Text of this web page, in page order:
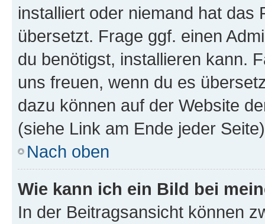
installiert oder niemand hat das
übersetzt. Frage ggf. einen
du benötigst, installieren kann.
uns freuen, wenn du es
dazu können auf der Website
(siehe Link am Ende jeder
Nach oben
Wie kann ich ein Bild bei
In der Beitragsansicht können